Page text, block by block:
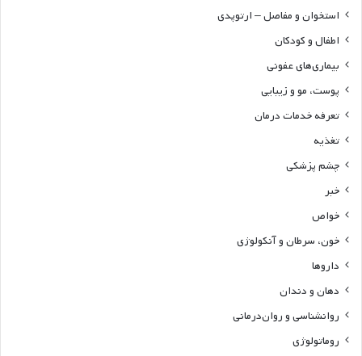
استخوان و مفاصل – ارتوپدی
اطفال و کودکان
بیماری‌های عفونی
پوست، مو و زیبایی
تعرفه خدمات درمان
تغذیه
چشم پزشکی
خبر
خواص
خون، سرطان و آنکولوژی
داروها
دهان و دندان
روانشناسی و روان‌درمانی
روماتولوژی